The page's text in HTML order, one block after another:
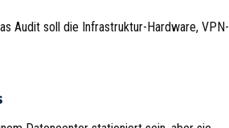
Audit soll die Infrastruktur-Hardware, VPN-